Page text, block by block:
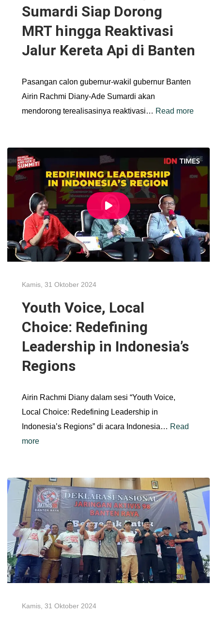
Sumardi Siap Dorong
MRT hingga Reaktivasi
Jalur Kereta Api di Banten
Pasangan calon gubernur-wakil gubernur Banten
Airin Rachmi Diany-Ade Sumardi akan
mendorong terealisasinya reaktivasi… Read more
Kamis, 31 Oktober 2024
Youth Voice, Local
Choice: Redefining
Leadership in Indonesia’s
Regions
Airin Rachmi Diany dalam sesi “Youth Voice,
Local Choice: Redefining Leadership in
Indonesia’s Regions” di acara Indonesia… Read
more
Kamis, 31 Oktober 2024